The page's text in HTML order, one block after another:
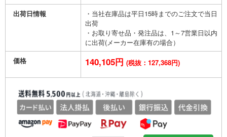
出荷日情報
・当社在庫品は平日15時までのご注文で当日
出荷
・お取り寄せ品・発注品は、1～7営業日以内
に出荷(メーカー在庫有の場合）
価格
140,105円 (税抜：127,368円)